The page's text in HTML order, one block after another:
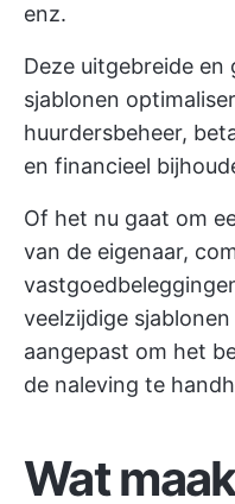
enz.
Deze uitgebreide en
sjablonen
huurdersbeheer,
en financieel
Of het nu gaat om
van de eigenaar,
veelzijdige
aangepast om het
de naleving te
Wat